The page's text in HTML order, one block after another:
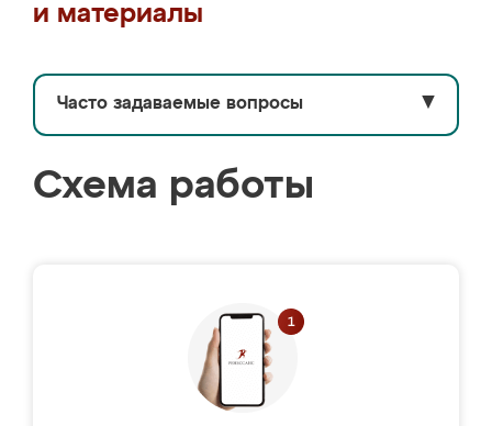
и материалы
Часто задаваемые вопросы ▼
Схема работы